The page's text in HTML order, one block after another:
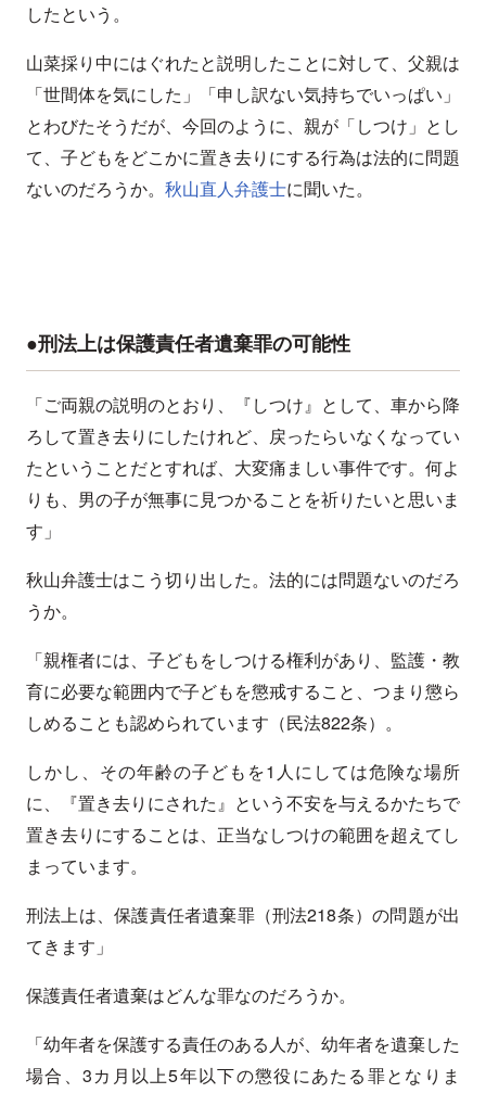
したという。
山菜採り中にはぐれたと説明したことに対して、父親は
「世間体を気にした」「申し訳ない気持ちでいっぱい」
とわびたそうだが、今回のように、親が「しつけ」とし
て、子どもをどこかに置き去りにする行為は法的に問題
ないのだろうか。 秋山直人弁護士に聞いた。
●刑法上は保護責任者遺棄罪の可能性
「ご両親の説明のとおり、『しつけ』として、車から降
ろして置き去りにしたけれど、戻ったらいなくなってい
たということだとすれば、大変痛ましい事件です。何よ
りも、男の子が無事に見つかることを祈りたいと思いま
す」
秋山弁護士はこう切り出した。法的には問題ないのだろ
うか。
「親権者には、子どもをしつける権利があり、監護・教
育に必要な範囲内で子どもを懲戒すること、つまり懲ら
しめることも認められています（民法822条）。
しかし、その年齢の子どもを1人にしては危険な場所
に、『置き去りにされた』という不安を与えるかたちで
置き去りにすることは、正当なしつけの範囲を超えてし
まっています。
刑法上は、保護責任者遺棄罪（刑法218条）の問題が出
てきます」
保護責任者遺棄はどんな罪なのだろうか。
「幼年者を保護する責任のある人が、幼年者を遺棄した
場合、3カ月以上5年以下の懲役にあたる罪となりま